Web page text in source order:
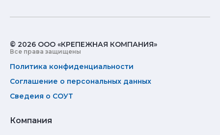
© 2026 ООО «КРЕПЕЖНАЯ КОМПАНИЯ»
Все права защищены
Политика конфиденциальности
Соглашение о персональных данных
Сведеия о СОУТ
Компания